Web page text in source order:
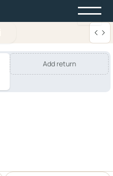
Add return